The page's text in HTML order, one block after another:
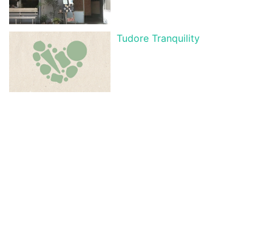
Tudore Tranquility